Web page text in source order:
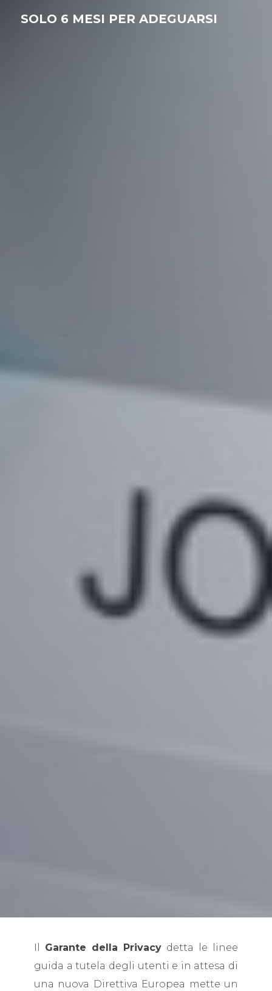
SOLO 6 MESI PER ADEGUARSI
Il Garante della Privacy detta le linee
guida a tutela degli utenti e in attesa di
una nuova Direttiva Europea mette un